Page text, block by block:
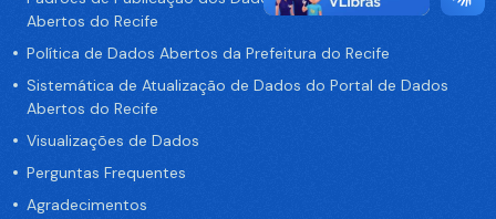
Abertos do Recife
Política de Dados Abertos da Prefeitura do Recife
Sistemática de Atualização de Dados do Portal de Dados
Abertos do Recife
Visualizações de Dados
Perguntas Frequentes
Agradecimentos